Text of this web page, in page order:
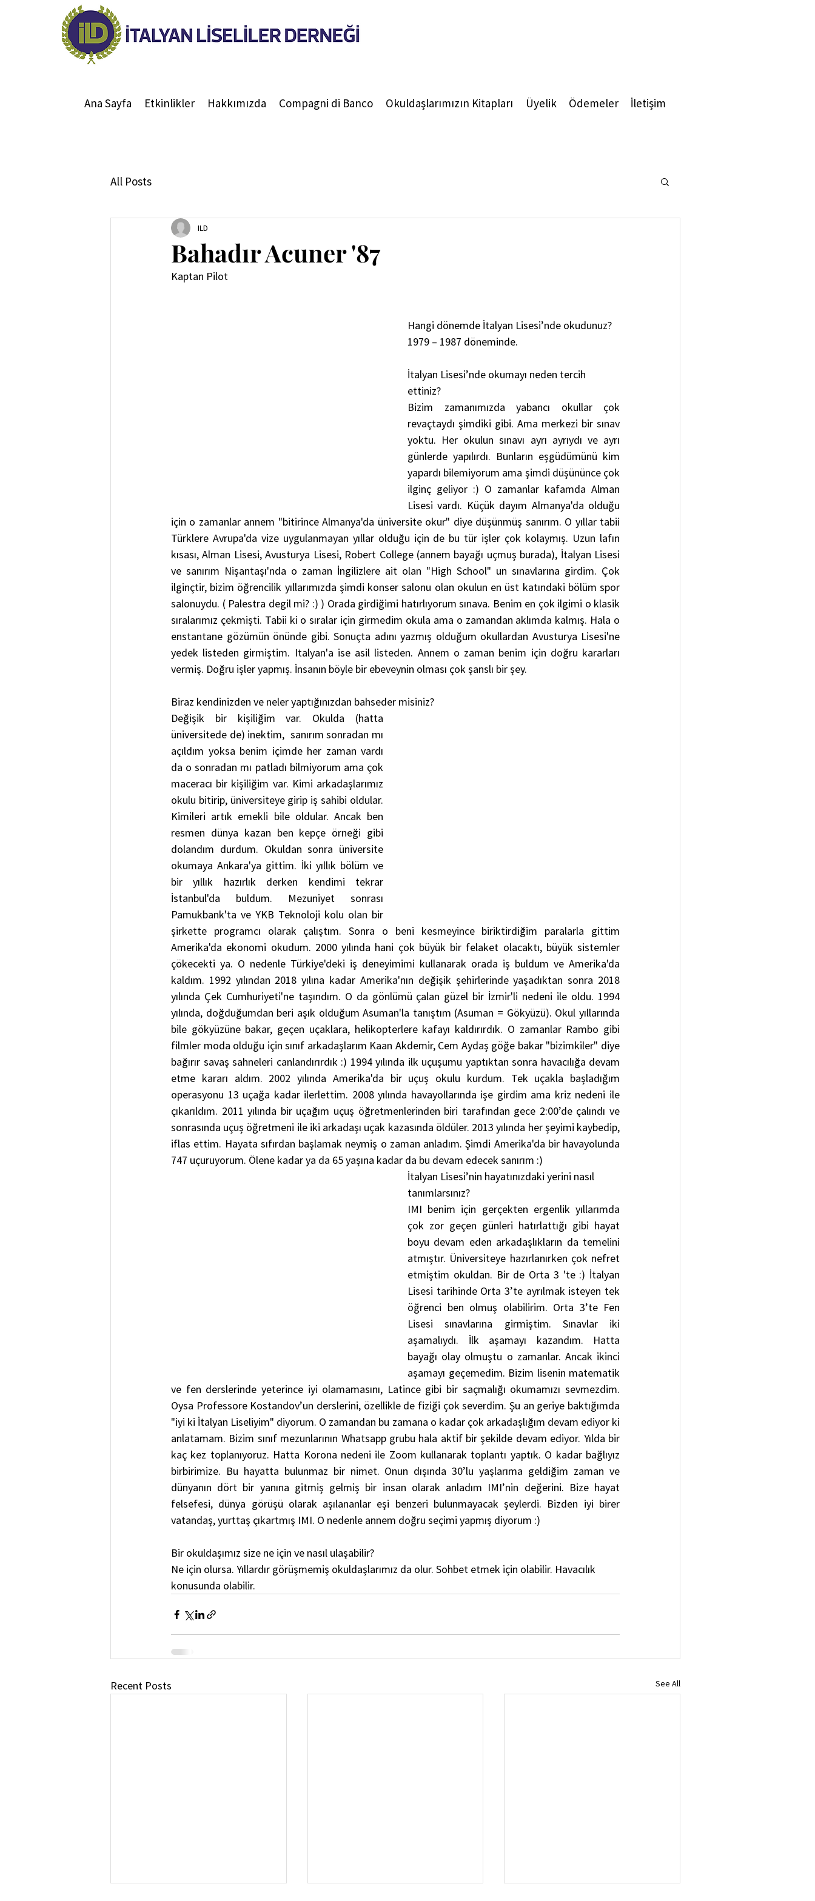
All Posts
Bahadır Acuner '87
ILD
Kaptan Pilot
Hangi dönemde İtalyan Lisesi’nde okudunuz?
1979 – 1987 döneminde.
İtalyan Lisesi’nde okumayı neden tercih
ettiniz?
Bizim zamanımızda yabancı okullar çok
revaçtaydı şimdiki gibi. Ama merkezi bir sınav
yoktu. Her okulun sınavı ayrı ayrıydı ve ayrı
günlerde yapılırdı. Bunların eşgüdümünü kim
yapardı bilemiyorum ama şimdi düşününce çok
ilginç geliyor :) O zamanlar kafamda Alman
Lisesi vardı. Küçük dayım Almanya'da olduğu
için o zamanlar annem "bitirince Almanya'da üniversite okur" diye düşünmüş sanırım. O yıllar tabii
Türklere Avrupa'da vize uygulanmayan yıllar olduğu için de bu tür işler çok kolaymış. Uzun lafın
kısası, Alman Lisesi, Avusturya Lisesi, Robert College (annem bayağı uçmuş burada), İtalyan Lisesi
ve sanırım Nişantaşı'nda o zaman İngilizlere ait olan "High School" un sınavlarına girdim. Çok
ilginçtir, bizim öğrencilik yıllarımızda şimdi konser salonu olan okulun en üst katındaki bölüm spor
salonuydu. ( Palestra degil mi? :) ) Orada girdiğimi hatırlıyorum sınava. Benim en çok ilgimi o klasik
sıralarımız çekmişti. Tabii ki o sıralar için girmedim okula ama o zamandan aklımda kalmış. Hala o
enstantane gözümün önünde gibi. Sonuçta adını yazmış olduğum okullardan Avusturya Lisesi'ne
yedek listeden girmiştim. Italyan'a ise asil listeden. Annem o zaman benim için doğru kararları
vermiş. Doğru işler yapmış. İnsanın böyle bir ebeveynin olması çok şanslı bir şey.
Biraz kendinizden ve neler yaptığınızdan bahseder misiniz?
Değişik bir kişiliğim var. Okulda (hatta
üniversitede de) inektim,  sanırım sonradan mı
açıldım yoksa benim içimde her zaman vardı
da o sonradan mı patladı bilmiyorum ama çok
maceracı bir kişiliğim var. Kimi arkadaşlarımız
okulu bitirip, üniversiteye girip iş sahibi oldular.
Kimileri artık emekli bile oldular. Ancak ben
resmen dünya kazan ben kepçe örneği gibi
dolandım durdum. Okuldan sonra üniversite
okumaya Ankara'ya gittim. İki yıllık bölüm ve
bir yıllık hazırlık derken kendimi tekrar
İstanbul'da buldum. Mezuniyet sonrası
Pamukbank'ta ve YKB Teknoloji kolu olan bir
şirkette programcı olarak çalıştım. Sonra o beni kesmeyince biriktirdiğim paralarla gittim
Amerika'da ekonomi okudum. 2000 yılında hani çok büyük bir felaket olacaktı, büyük sistemler
çökecekti ya. O nedenle Türkiye'deki iş deneyimimi kullanarak orada iş buldum ve Amerika'da
kaldım. 1992 yılından 2018 yılına kadar Amerika'nın değişik şehirlerinde yaşadıktan sonra 2018
yılında Çek Cumhuriyeti'ne taşındım. O da gönlümü çalan güzel bir İzmir'li nedeni ile oldu. 1994
yılında, doğduğumdan beri aşık olduğum Asuman'la tanıştım (Asuman = Gökyüzü). Okul yıllarında
bile gökyüzüne bakar, geçen uçaklara, helikopterlere kafayı kaldırırdık. O zamanlar Rambo gibi
filmler moda olduğu için sınıf arkadaşlarım Kaan Akdemir, Cem Aydaş göğe bakar "bizimkiler" diye
bağırır savaş sahneleri canlandırırdık :) 1994 yılında ilk uçuşumu yaptıktan sonra havacılığa devam
etme kararı aldım. 2002 yılında Amerika'da bir uçuş okulu kurdum. Tek uçakla başladığım
operasyonu 13 uçağa kadar ilerlettim. 2008 yılında havayollarında işe girdim ama kriz nedeni ile
çıkarıldım. 2011 yılında bir uçağım uçuş öğretmenlerinden biri tarafından gece 2:00’de çalındı ve
sonrasında uçuş öğretmeni ile iki arkadaşı uçak kazasında öldüler. 2013 yılında her şeyimi kaybedip,
iflas ettim. Hayata sıfırdan başlamak neymiş o zaman anladım. Şimdi Amerika'da bir havayolunda
747 uçuruyorum. Ölene kadar ya da 65 yaşına kadar da bu devam edecek sanırım :)
İtalyan Lisesi’nin hayatınızdaki yerini nasıl
tanımlarsınız?
IMI benim için gerçekten ergenlik yıllarımda
çok zor geçen günleri hatırlattığı gibi hayat
boyu devam eden arkadaşlıkların da temelini
atmıştır. Üniversiteye hazırlanırken çok nefret
etmiştim okuldan. Bir de Orta 3 'te :) İtalyan
Lisesi tarihinde Orta 3’te ayrılmak isteyen tek
öğrenci ben olmuş olabilirim. Orta 3’te Fen
Lisesi sınavlarına girmiştim. Sınavlar iki
aşamalıydı. İlk aşamayı kazandım. Hatta
bayağı olay olmuştu o zamanlar. Ancak ikinci
aşamayı geçemedim. Bizim lisenin matematik
ve fen derslerinde yeterince iyi olamamasını, Latince gibi bir saçmalığı okumamızı sevmezdim.
Oysa Professore Kostandov’un derslerini, özellikle de fiziği çok severdim. Şu an geriye baktığımda
"iyi ki İtalyan Liseliyim" diyorum. O zamandan bu zamana o kadar çok arkadaşlığım devam ediyor ki
anlatamam. Bizim sınıf mezunlarının Whatsapp grubu hala aktif bir şekilde devam ediyor. Yılda bir
kaç kez toplanıyoruz. Hatta Korona nedeni ile Zoom kullanarak toplantı yaptık. O kadar bağlıyız
birbirimize. Bu hayatta bulunmaz bir nimet. Onun dışında 30’lu yaşlarıma geldiğim zaman ve
dünyanın dört bir yanına gitmiş gelmiş bir insan olarak anladım IMI’nin değerini. Bize hayat
felsefesi, dünya görüşü olarak aşılananlar eşi benzeri bulunmayacak şeylerdi. Bizden iyi birer
vatandaş, yurttaş çıkartmış IMI. O nedenle annem doğru seçimi yapmış diyorum :)
Bir okuldaşımız size ne için ve nasıl ulaşabilir?
Ne için olursa. Yıllardır görüşmemiş okuldaşlarımız da olur. Sohbet etmek için olabilir. Havacılık
konusunda olabilir.
Recent Posts See All
Ana Sayfa Etkinlikler Hakkımızda Compagni di Banco Okuldaşlarımızın Kitapları Üyelik Ödemeler İletişim